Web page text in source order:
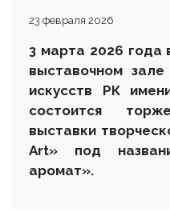
23 февраля 2026
3 марта 2026 года
выставочном
искусств РК
состоится
выставки
Art» под
аромат».